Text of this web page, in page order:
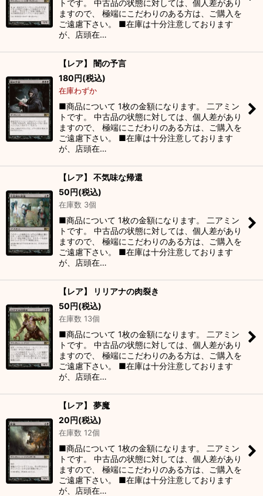
トです。 中古品の状態に対しては、個人差があり
ますので、 極端にこだわりのある方は、ご購入を
ご遠慮下さい。 ■在庫は十分注意しております
が、店頭在…
【レア】 闇の予言
180円(税込)
在庫わずか
■商品について 1枚の金額になります。 二アミン
トです。 中古品の状態に対しては、個人差があり
ますので、 極端にこだわりのある方は、ご購入を
ご遠慮下さい。 ■在庫は十分注意しております
が、店頭在…
【レア】 不気味な帰還
50円(税込)
在庫数 3個
■商品について 1枚の金額になります。 二アミン
トです。 中古品の状態に対しては、個人差があり
ますので、 極端にこだわりのある方は、ご購入を
ご遠慮下さい。 ■在庫は十分注意しております
が、店頭在…
【レア】 リリアナの肉裂き
50円(税込)
在庫数 13個
■商品について 1枚の金額になります。 二アミン
トです。 中古品の状態に対しては、個人差があり
ますので、 極端にこだわりのある方は、ご購入を
ご遠慮下さい。 ■在庫は十分注意しております
が、店頭在…
【レア】 夢魔
20円(税込)
在庫数 12個
■商品について 1枚の金額になります。 二アミン
トです。 中古品の状態に対しては、個人差があり
ますので、 極端にこだわりのある方は、ご購入を
ご遠慮下さい。 ■在庫は十分注意しております
が、店頭在…